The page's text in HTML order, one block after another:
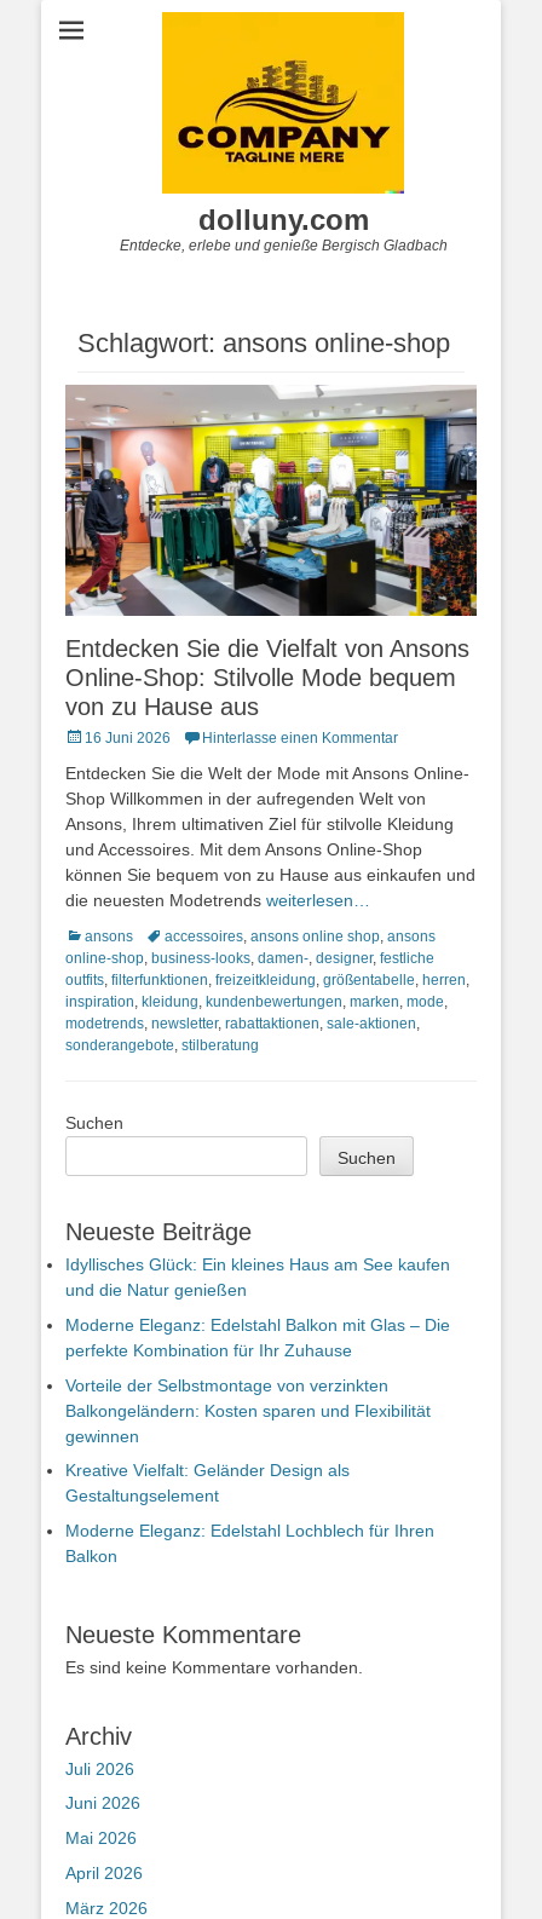
dolluny.com
Entdecke, erlebe und genieße Bergisch Gladbach
Schlagwort: ansons online-shop
Entdecken Sie die Vielfalt von Ansons
Online-Shop: Stilvolle Mode bequem
von zu Hause aus
Posted
16 Juni 2026 Hinterlasse einen Kommentar
Entdecken Sie die Welt der Mode mit Ansons Online-
Shop Willkommen in der aufregenden Welt von
Ansons, Ihrem ultimativen Ziel für stilvolle Kleidung
und Accessoires. Mit dem Ansons Online-Shop
können Sie bequem von zu Hause aus einkaufen und
die neuesten Modetrends weiterlesen…
Kategorien
ansons Schlagworte
accessoires, ansons online shop, ansons
online-shop, business-looks, damen-, designer, festliche
outfits, filterfunktionen, freizeitkleidung, größentabelle, herren,
inspiration, kleidung, kundenbewertungen, marken, mode,
modetrends, newsletter, rabattaktionen, sale-aktionen,
sonderangebote, stilberatung
Suchen
Suchen
Neueste Beiträge
Idyllisches Glück: Ein kleines Haus am See kaufen
und die Natur genießen
Moderne Eleganz: Edelstahl Balkon mit Glas – Die
perfekte Kombination für Ihr Zuhause
Vorteile der Selbstmontage von verzinkten
Balkongeländern: Kosten sparen und Flexibilität
gewinnen
Kreative Vielfalt: Geländer Design als
Gestaltungselement
Moderne Eleganz: Edelstahl Lochblech für Ihren
Balkon
Neueste Kommentare
Es sind keine Kommentare vorhanden.
Archiv
Juli 2026
Juni 2026
Mai 2026
April 2026
März 2026